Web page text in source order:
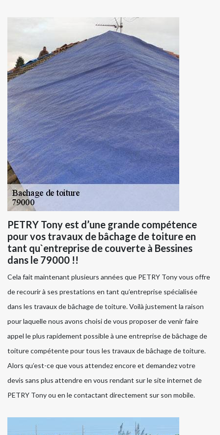
PETRY Tony est d’une grande compétence
pour vos travaux de bâchage de toiture en
tant qu`entreprise de couverte à Bessines
dans le 79000 !!
Cela fait maintenant plusieurs années que PETRY Tony vous offre
de recourir à ses prestations en tant qu’entreprise spécialisée
dans les travaux de bâchage de toiture. Voilà justement la raison
pour laquelle nous avons choisi de vous proposer de venir faire
appel le plus rapidement possible à une entreprise de bâchage de
toiture compétente pour tous les travaux de bâchage de toiture.
Alors qu’est-ce que vous attendez encore et demandez votre
devis sans plus attendre en vous rendant sur le site internet de
PETRY Tony ou en le contactant directement sur son mobile.